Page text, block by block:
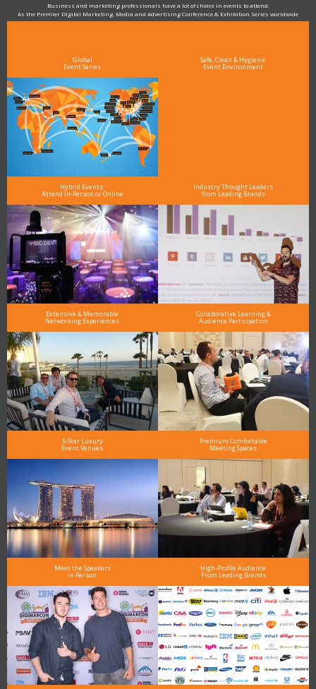
Business and marketing professionals have a lot of choice in events to attend.
As the Premier Digital Marketing, Media and Advertising Conference & Exhibition Series worldwide
see why DigiMarCon stands out above the rest in the marketing industry
Global
Event Series
Safe, Clean & Hygienic
Event Environment
Hybrid Events:
Attend In-Person or Online
Industry Thought Leaders
from Leading Brands
Extensive & Memorable
Networking Experiences
Collaborative Learning &
Audience Participation
5-Star Luxury
Event Venues
Premium Comfortable
Meeting Spaces
Meet the Speakers
in Person
High-Profile Audience
From Leading Brands